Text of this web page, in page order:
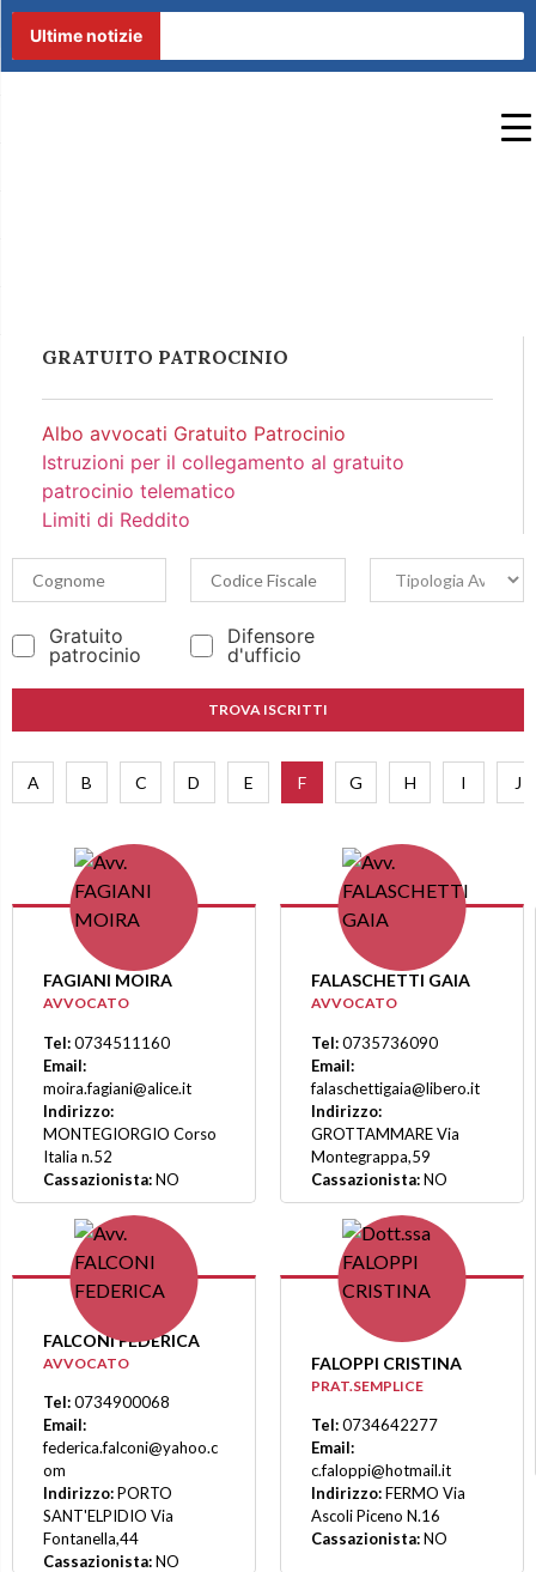
Ultime notizie
GRATUITO PATROCINIO
Albo avvocati Gratuito Patrocinio
Istruzioni per il collegamento al gratuito
patrocinio telematico
Limiti di Reddito
Gratuito
patrocinio
Difensore
d'ufficio
TROVA ISCRITTI
A B C D E F G H I J
FAGIANI MOIRA
AVVOCATO
Tel:0734511160
Email:
moira.fagiani@alice.it
Indirizzo:
MONTEGIORGIO Corso
Italia n.52
Cassazionista:NO
FALASCHETTI GAIA
AVVOCATO
Tel:0735736090
Email:
falaschettigaia@libero.it
Indirizzo:
GROTTAMMARE Via
Montegrappa,59
Cassazionista:NO
FALCONI FEDERICA
AVVOCATO
Tel:0734900068
Email:
federica.falconi@yahoo.c
om
Indirizzo:PORTO
SANT'ELPIDIO Via
Fontanella,44
Cassazionista:NO
FALOPPI CRISTINA
PRAT.SEMPLICE
Tel:0734642277
Email:
c.faloppi@hotmail.it
Indirizzo:FERMO Via
Ascoli Piceno N.16
Cassazionista:NO